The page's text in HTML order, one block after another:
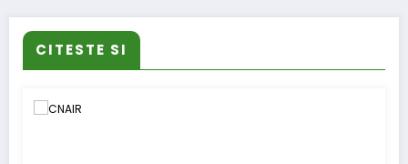
CITESTE SI